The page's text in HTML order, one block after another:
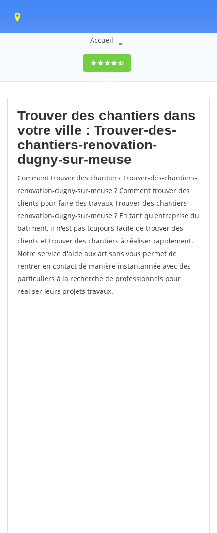
Accueil
9,5(100%)0
votes
Trouver des chantiers dans
votre ville : Trouver-des-
chantiers-renovation-
dugny-sur-meuse
Comment trouver des chantiers Trouver-des-chantiers-
renovation-dugny-sur-meuse ? Comment trouver des
clients pour faire des travaux Trouver-des-chantiers-
renovation-dugny-sur-meuse ? En tant qu'entreprise du
bâtiment, il n'est pas toujours facile de trouver des
clients et trouver des chantiers à réaliser rapidement.
Notre service d'aide aux artisans vous permet de
rentrer en contact de manière instantannée avec des
particuliers à la recherche de professionnels pour
réaliser leurs projets travaux.